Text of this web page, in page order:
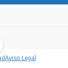
Aviso Legal